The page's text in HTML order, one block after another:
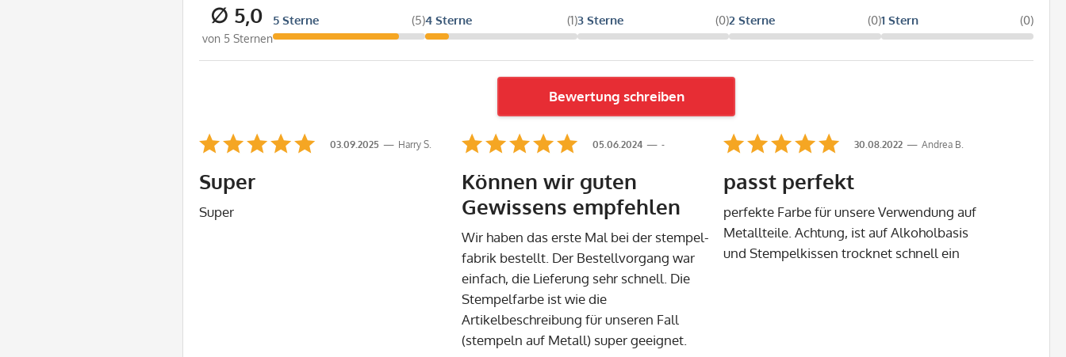
∅ 5,0
von 5 Sternen
5 Sterne (5)4 Sterne (1)3 Sterne (0)2 Sterne (0)1 Stern (0)
Bewertung schreiben
Harry S.
03.09.2025
Super
Super
-
05.06.2024
Können wir guten
Gewissens empfehlen
Wir haben das erste Mal bei der stempel-
fabrik bestellt. Der Bestellvorgang war
einfach, die Lieferung sehr schnell. Die
Stempelfarbe ist wie die
Artikelbeschreibung für unseren Fall
(stempeln auf Metall) super geeignet.
Andrea B.
30.08.2022
passt perfekt
perfekte Farbe für unsere Verwendung auf
Metallteile. Achtung, ist auf Alkoholbasis
und Stempelkissen trocknet schnell ein